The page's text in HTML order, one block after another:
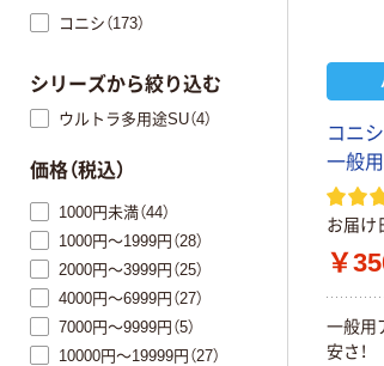
コニ
一般
お届け
￥
一般用
安さ！
コニシ（173）
シリーズから絞り込む
ウルトラ多用途SU（4）
価格（税込）
1000円未満（44）
1000円～1999円（28）
2000円～3999円（25）
4000円～6999円（27）
7000円～9999円（5）
10000円～19999円（27）